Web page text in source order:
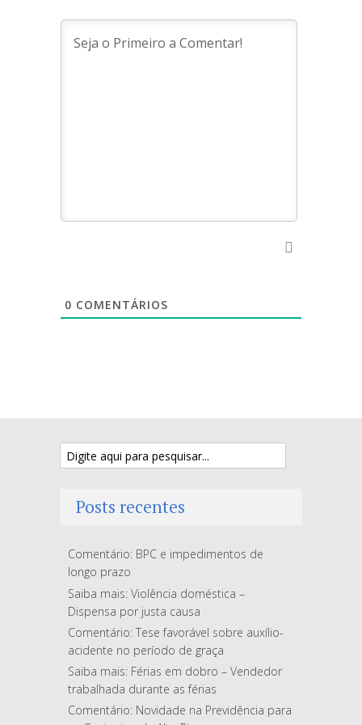
0 COMENTÁRIOS
Posts recentes
Comentário: BPC e impedimentos de
longo prazo
Saiba mais: Violência doméstica –
Dispensa por justa causa
Comentário: Tese favorável sobre auxílio-
acidente no período de graça
Saiba mais: Férias em dobro – Vendedor
trabalhada durante as férias
Comentário: Novidade na Previdência para